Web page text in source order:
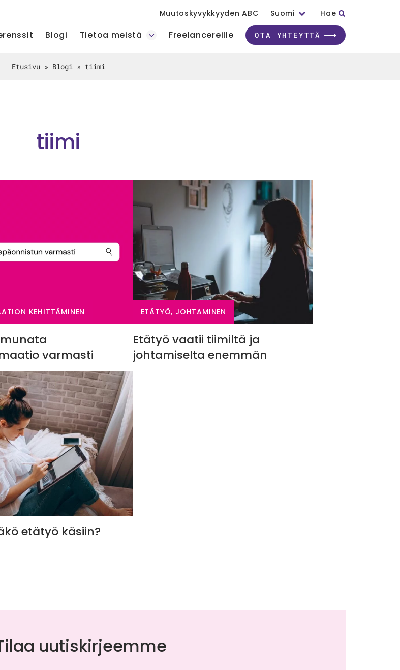
Muutoskyvykkyyden ABC Suomi Hae
Blogi Tietoa meistä Freelancereille OTA YHTEYTTÄ
Etusivu» Blogi» tiimi
tiimi
KEHITTÄMINEN
varmasti
ETÄTYÖ, JOHTAMINEN
Etätyö vaatii tiimiltä ja
johtamiselta enemmän
etätyö käsiin?
uutiskirjeemme